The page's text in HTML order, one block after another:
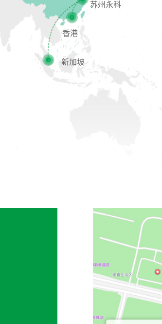
苏州永科
新加坡
香港